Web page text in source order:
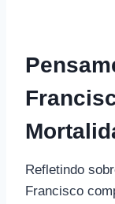
Refletindo
Francisco